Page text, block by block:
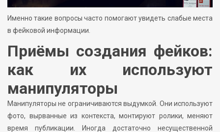
Именно такие вопросы часто помогают увидеть слабые места
в фейковой информации.
Приёмы создания фейков:
как их используют
манипуляторы
Манипуляторы не ограничиваются выдумкой. Они используют
фото, вырванные из контекста, монтируют ролики, меняют
время публикации. Иногда достаточно несущественной